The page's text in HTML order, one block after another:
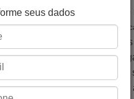
do glicol (G) modificado, o
e flexível. Possui
para a impressão de
na não emissão de
para o filamento
do extrusor, e de 80°C
seus dados